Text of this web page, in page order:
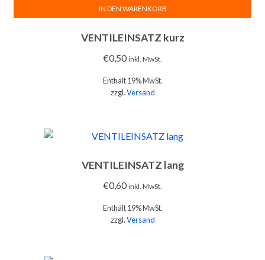
VENTILEINSATZ kurz
€0,50 inkl. MwSt.
Enthält 19% MwSt.
zzgl.Versand
IN DEN WARENKORB
VENTILEINSATZ lang
€0,60 inkl. MwSt.
Enthält 19% MwSt.
zzgl.Versand